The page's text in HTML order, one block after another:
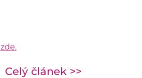
zde.
Celý článek >>